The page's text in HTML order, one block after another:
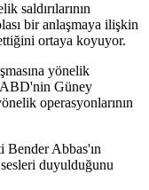
saldırılarının
bir anlaşmaya ilişkin
ortaya koyuyor.
yönelik
ABD'nin Güney
operasyonlarının
Bender Abbas'ın
duyulduğunu